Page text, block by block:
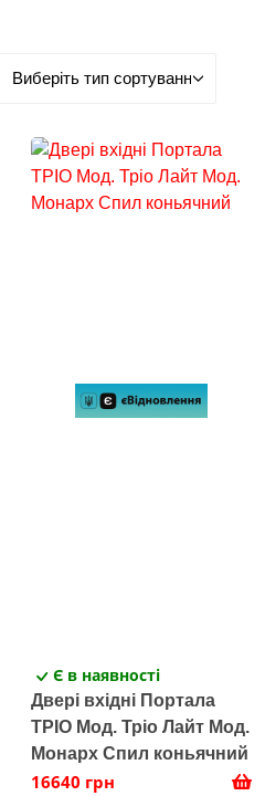
Є в наявності
Двері вхідні Портала
ТРІО Мод. Тріо Лайт Мод.
Монарх Спил коньячний
16640 грн